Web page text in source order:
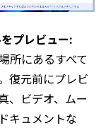
プレビュー:
所にあるすべて
復元前にプレビ
、ビデオ、ムー
キュメントな